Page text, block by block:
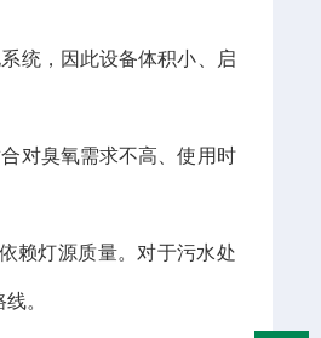
统，因此设备体积小、启
对臭氧需求不高、使用时
赖灯源质量。对于污水处
。